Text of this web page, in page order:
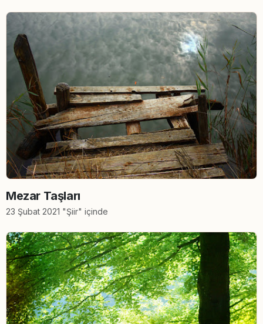
Mezar Taşları
23 Şubat 2021 "Şiir" içinde